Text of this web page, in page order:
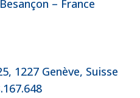
– France
1227 Genève, Suisse